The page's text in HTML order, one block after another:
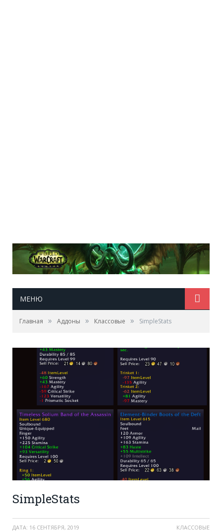
МЕНЮ
Главная » Аддоны » Классовые » SimpleStats
SimpleStats
ДАТА: 16 СЕНТЯБРЯ, 2019 КЛАССОВЫЕ